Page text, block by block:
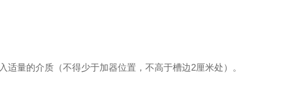
量的介质（不得少于加器位置，不高于槽边2厘米处）。